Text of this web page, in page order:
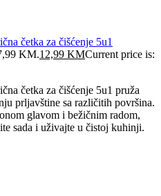
četka za čišćenje 5u1
KM.12,99 KMCurrent price is:
četka za čišćenje 5u1 pruža
prljavštine sa različitih površina.
glavom i bežičnim radom,
sada i uživajte u čistoj kuhinji.